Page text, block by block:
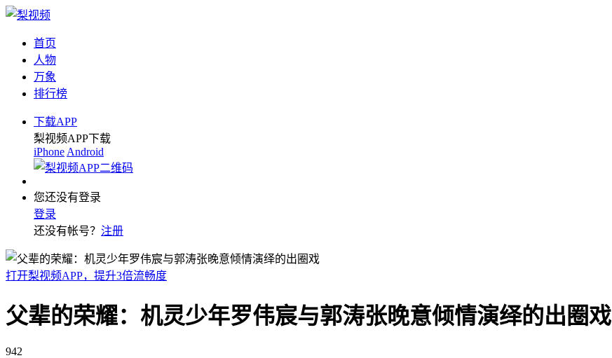
首页
人物
万象
排行榜
下载APP
梨视频APP下载
iPhone Android
您还没有登录
登录
还没有帐号？ 注册
打开梨视频APP，提升3倍流畅度
父辈的荣耀：机灵少年罗伟宸与郭涛张晚意倾情演绎的出圈戏
942